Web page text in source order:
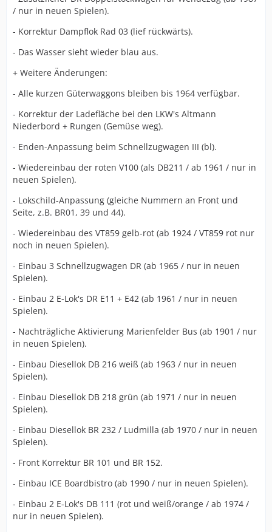
/ nur in neuen Spielen).
- Korrektur Dampflok Rad 03 (lief rückwärts).
- Das Wasser sieht wieder blau aus.
+ Weitere Änderungen:
- Alle kurzen Güterwaggons bleiben bis 1964 verfügbar.
- Korrektur der Ladefläche bei den LKW's Altmann
Niederbord + Rungen (Gemüse weg).
- Enden-Anpassung beim Schnellzugwagen III (bl).
- Wiedereinbau der roten V100 (als DB211 / ab 1961 / nur in
neuen Spielen).
- Lokschild-Anpassung (gleiche Nummern an Front und
Seite, z.B. BR01, 39 und 44).
- Wiedereinbau des VT859 gelb-rot (ab 1924 / VT859 rot nur
noch in neuen Spielen).
- Einbau 3 Schnellzugwagen DR (ab 1965 / nur in neuen
Spielen).
- Einbau 2 E-Lok's DR E11 + E42 (ab 1961 / nur in neuen
Spielen).
- Nachträgliche Aktivierung Marienfelder Bus (ab 1901 / nur
in neuen Spielen).
- Einbau Diesellok DB 216 weiß (ab 1963 / nur in neuen
Spielen).
- Einbau Diesellok DB 218 grün (ab 1971 / nur in neuen
Spielen).
- Einbau Diesellok BR 232 / Ludmilla (ab 1970 / nur in neuen
Spielen).
- Front Korrektur BR 101 und BR 152.
- Einbau ICE Boardbistro (ab 1990 / nur in neuen Spielen).
- Einbau 2 E-Lok's DB 111 (rot und weiß/orange / ab 1974 /
nur in neuen Spielen).